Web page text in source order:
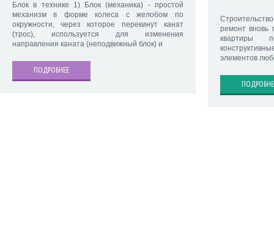
Блок в технике 1) Блок (механика) - простой
механизм в форме колеса с желобом по
окружности, через которое перекинут канат
(трос), используется для изменения
направления каната (неподвижный блок) и
ПОДРОБНЕЕ
ремонт вновь
квартиры
элементов